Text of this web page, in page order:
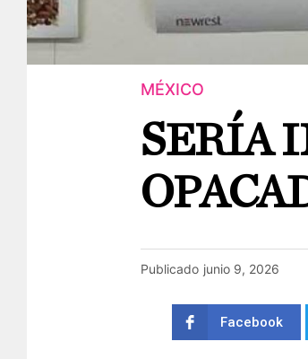
MÉXICO
SERÍA
Publicado junio 9, 2026
Facebook